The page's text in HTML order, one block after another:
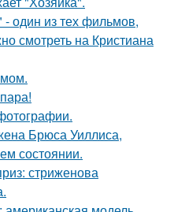
один из тех фильмов,
смотреть на Кристиана
Брюса Уиллиса,
состоянии.
стриженова